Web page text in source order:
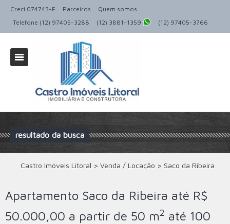
Creci 074743-F Parceiros
Quem somos
Telefone (12) 97405-3288
(12) 3881-1359 (12) 97405-3766
resultado da busca
Castro Imóveis Litoral > Venda / Locação > Saco da Ribeira
Apartamento Saco da Ribeira até R$
50.000,00 a partir de 50 m2 até 100